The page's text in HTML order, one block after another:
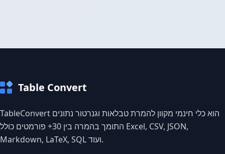
Table Convert
TableConvert הוא כלי חינמי מקוון להמרת טבלאות וגנרטור נתונים
התומך בהמרה בין 30+ פורמטים כולל Excel, CSV, JSON,
Markdown, LaTeX, SQL ועוד.